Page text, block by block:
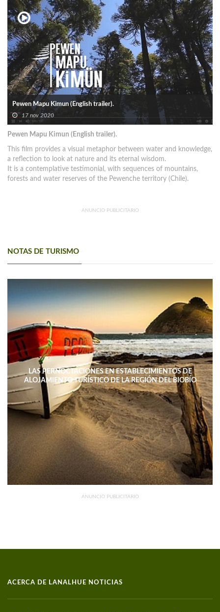
Pewen Mapu Kimun (English trailer).
17 nov 2020
Pewen Mapu Kimun (English trailer).
This film provides a visual metaphor between water and knowledge,
a reflection to look at nature and its eternal wisdom.
It is a contemplative testimonial, with sequences of mountains,
forests and water reserves of the Pewenche territory (Chile).
ANUNCIO PUBLICITARIO
NOTAS DE TURISMO
LAS PERNOCTACIONES EN ESTABLECIMIENTOS DE
ALOJAMIENTO TURÍSTICO DE LA REGIÓN DEL BIOBÍO
DISMINUYERON 15,4% INTERANUAL
ANUNCIO PUBLICITARIO
ACERCA DE LANALHUE NOTICIAS